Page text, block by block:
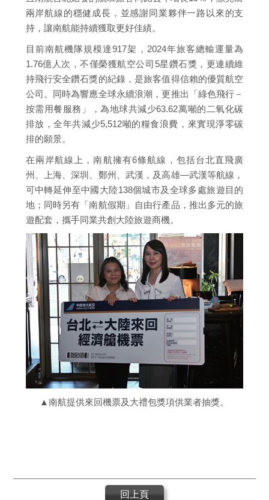
兩岸航線的穩健成長，並感謝同業夥伴一路以來的支
持，讓南航能持續獲取更好佳績。
目前南航機隊規模達917架，2024年旅客總輸運量為
1.76億人次，不僅榮獲航空公司5星鑽石獎，更連續維
持飛行安全鑽石獎的紀錄，是旅客值得信賴的優質航空
公司。同時為響應全球永續浪潮，更推出「綠色飛行－
按需用餐服務」，為地球共減少63.62萬噸的二氧化碳
排放，全年共減少5,512噸的糧食浪費，來實現淨零碳
排的願景。
在兩岸航線上，南航擁有6條航線，包括台北直飛廣
州、上海、深圳、鄭州、武漢，及高雄—武漢等航線，
可中轉延伸至中國大陸138個城市及全球多處旅遊目的
地；同時另有「南航假期」自由行產品，推出多元的旅
遊配套，攜手同業共創大陸旅遊商機。
▲南航提供來回機票及大禮包獎項供業者抽獎。
回上頁